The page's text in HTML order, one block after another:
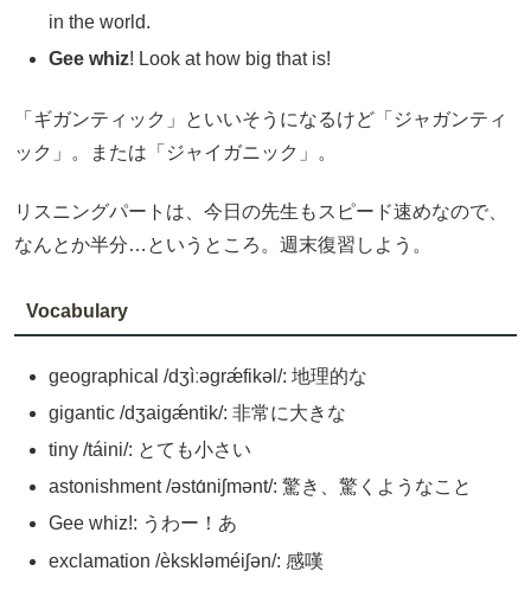
in the world.
Gee whiz! Look at how big that is!
「ギガンティック」といいそうになるけど「ジャガンティ
ック」。または「ジャイガニック」。
リスニングパートは、今日の先生もスピード速めなので、
なんとか半分…というところ。週末復習しよう。
Vocabulary
geographical /dʒìːəgrǽfikəl/: 地理的な
gigantic /dʒaigǽntik/: 非常に大きな
tiny /táini/: とても小さい
astonishment /əstɑ́niʃmənt/: 驚き、驚くようなこと
Gee whiz!: うわー！あ
exclamation /èkskləméiʃən/: 感嘆